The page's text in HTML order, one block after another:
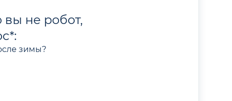
вы не робот,
зимы?